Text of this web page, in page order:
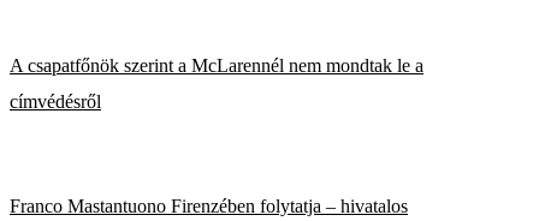
A csapatfőnök szerint a McLarennél nem mondtak le a
címvédésről
Franco Mastantuono Firenzében folytatja – hivatalos